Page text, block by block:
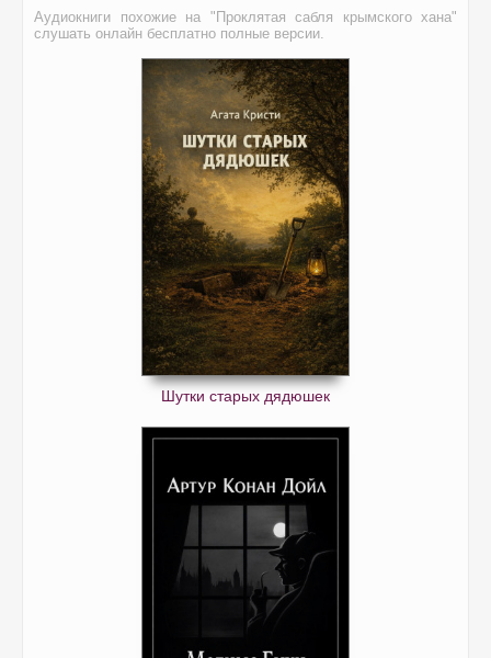
Аудиокниги похожие на "Проклятая сабля крымского хана"
слушать онлайн бесплатно полные версии.
Шутки старых дядюшек